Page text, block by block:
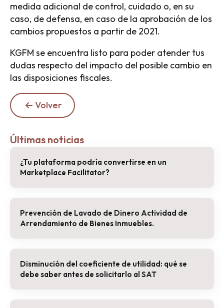
medida adicional de control, cuidado o, en su
caso, de defensa, en caso de la aprobación de los
cambios propuestos a partir de 2021.
KGFM se encuentra listo para poder atender tus
dudas respecto del impacto del posible cambio en
las disposiciones fiscales.
Volver
Últimas noticias
¿Tu plataforma podría convertirse en un
Marketplace Facilitator?
Prevención de Lavado de Dinero Actividad de
Arrendamiento de Bienes Inmuebles.
Disminución del coeficiente de utilidad: qué se
debe saber antes de solicitarlo al SAT